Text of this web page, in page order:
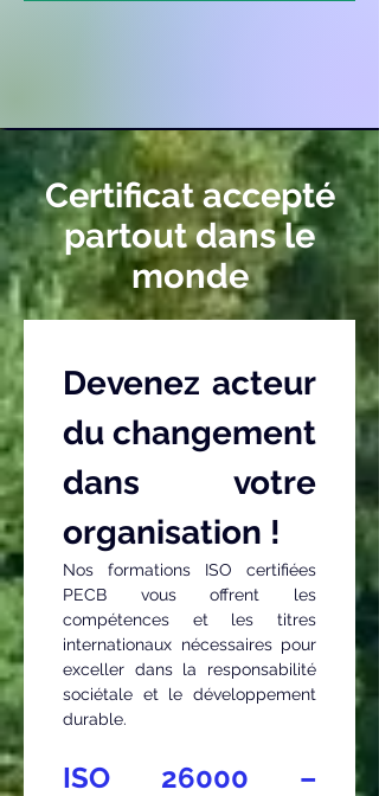
Certificat accepté
partout dans le
monde
Devenez acteur
du changement
dans votre
organisation !
Nos formations ISO certifiées
PECB vous offrent les
compétences et les titres
internationaux nécessaires pour
exceller dans la responsabilité
sociétale et le développement
durable.
ISO 26000 –